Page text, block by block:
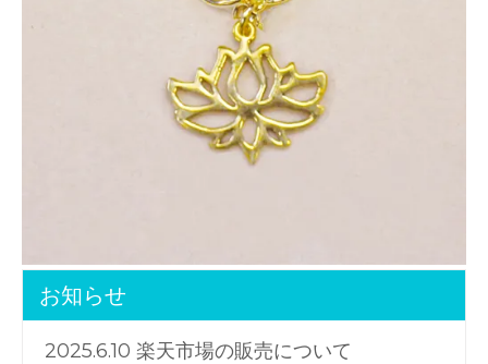
お知らせ
2025.6.10 楽天市場の販売について